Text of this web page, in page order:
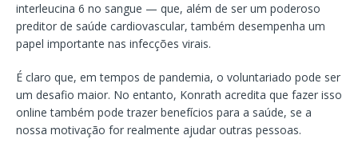
interleucina 6 no sangue — que, além de ser um poderoso
preditor de saúde cardiovascular, também desempenha um
papel importante nas infecções virais.
É claro que, em tempos de pandemia, o voluntariado pode ser
um desafio maior. No entanto, Konrath acredita que fazer isso
online também pode trazer benefícios para a saúde, se a
nossa motivação for realmente ajudar outras pessoas.